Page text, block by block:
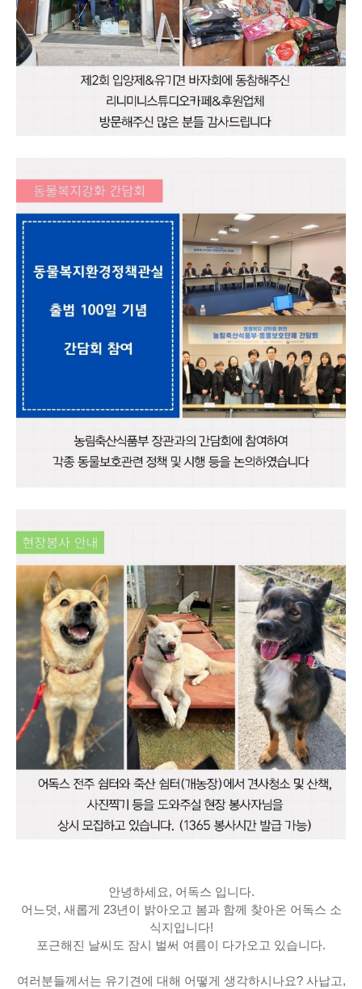
안녕하세요, 어독스 입니다.
어느덧, 새롭게 23년이 밝아오고 봄과 함께 찾아온 어독스 소
식지입니다!
포근해진 날씨도 잠시 벌써 여름이 다가오고 있습니다.
여러분들께서는 유기견에 대해 어떻게 생각하시나요? 사납고,